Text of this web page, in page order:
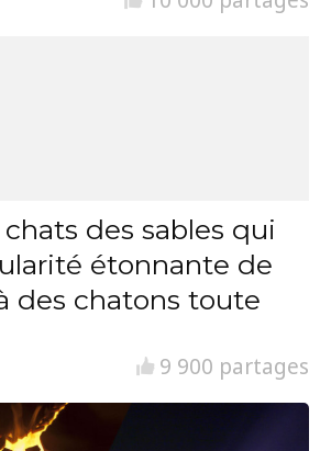
des sables qui
étonnante de
des chatons toute
9 900 partages